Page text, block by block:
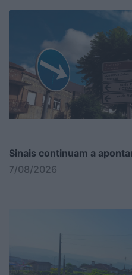
Sinais continuam a
7/08/2026